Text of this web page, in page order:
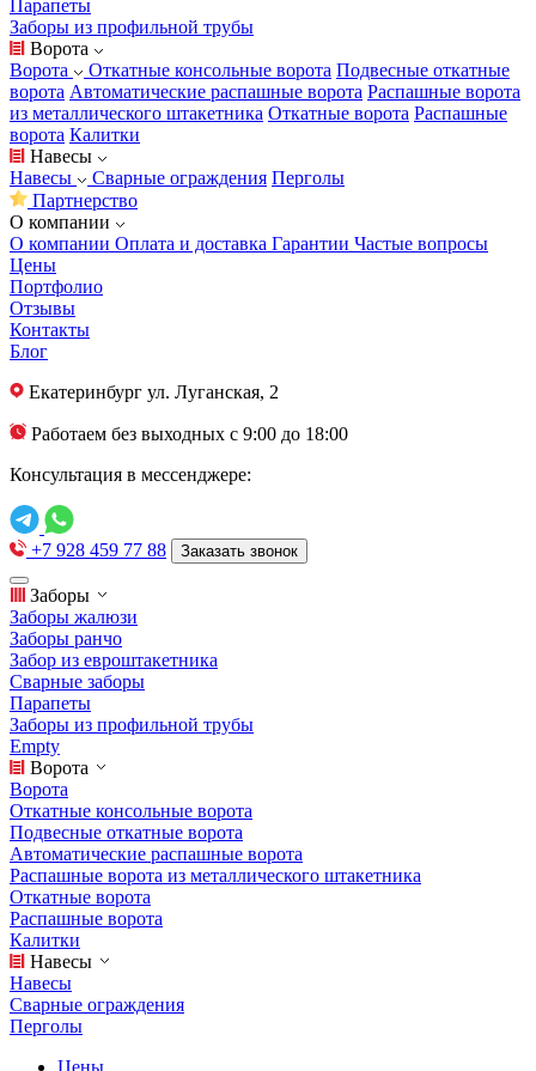
Парапеты
Заборы из профильной трубы
Ворота
Ворота
Откатные консольные ворота Подвесные откатные
ворота Автоматические распашные ворота Распашные ворота
из металлического штакетника Откатные ворота Распашные
ворота Калитки
Навесы
Навесы
Сварные ограждения Перголы
Партнерство
О компании
О компании Оплата и доставка Гарантии Частые вопросы
Цены
Портфолио
Отзывы
Контакты
Блог
Екатеринбург ул. Луганская, 2
Работаем без выходных с 9:00 до 18:00
Консультация в мессенджере:
+7 928 459 77 88 Заказать звонок
Заборы
Заборы жалюзи
Заборы ранчо
Забор из евроштакетника
Сварные заборы
Парапеты
Заборы из профильной трубы
Empty
Ворота
Ворота
Откатные консольные ворота
Подвесные откатные ворота
Автоматические распашные ворота
Распашные ворота из металлического штакетника
Откатные ворота
Распашные ворота
Калитки
Навесы
Навесы
Сварные ограждения
Перголы
Цены